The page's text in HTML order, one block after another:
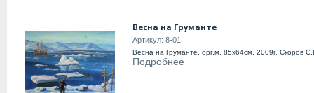
Весна на Груманте
Артикул: 8-01
Весна на Груманте. орг.м. 85х64см. 2009г. Скоров
Подробнее